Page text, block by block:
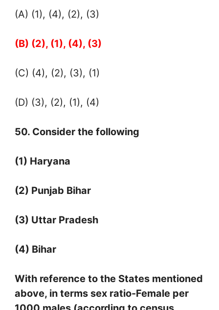
(A) (1), (4), (2), (3)
(B) (2), (1), (4), (3)
(C) (4), (2), (3), (1)
(D) (3), (2), (1), (4)
50. Consider the following
(1) Haryana
(2) Punjab Bihar
(3) Uttar Pradesh
(4) Bihar
With reference to the States mentioned
above, in terms sex ratio-Female per